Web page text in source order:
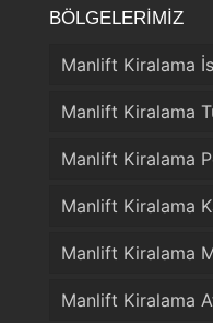
BÖLGELERİMİZ
Manlift Kiralama
Manlift Kiralama
Manlift Kiralama
Manlift Kiralama
Manlift Kiralama
Manlift Kiralama